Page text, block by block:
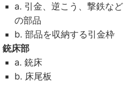
a. 引金、逆こう、撃鉄など
の部品
b. 部品を収納する引金枠
銃床部
a. 銃床
b. 床尾板